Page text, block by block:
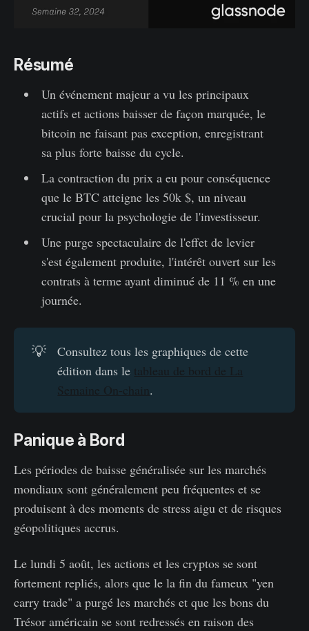
Résumé
Un événement majeur a vu les principaux
actifs et actions baisser de façon marquée, le
bitcoin ne faisant pas exception, enregistrant
sa plus forte baisse du cycle.
La contraction du prix a eu pour conséquence
que le BTC atteigne les 50k $, un niveau
crucial pour la psychologie de l'investisseur.
Une purge spectaculaire de l'effet de levier
s'est également produite, l'intérêt ouvert sur les
contrats à terme ayant diminué de 11 % en une
journée.
💡
Consultez tous les graphiques de cette
édition dans le tableau de bord de La
Semaine On-chain.
Panique à Bord
Les périodes de baisse généralisée sur les marchés
mondiaux sont généralement peu fréquentes et se
produisent à des moments de stress aigu et de risques
géopolitiques accrus.
Le lundi 5 août, les actions et les cryptos se sont
fortement repliés, alors que le la fin du fameux "yen
carry trade" a purgé les marchés et que les bons du
Trésor américain se sont redressés en raison des